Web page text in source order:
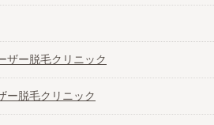
ザー脱毛クリニック
ー脱毛クリニック